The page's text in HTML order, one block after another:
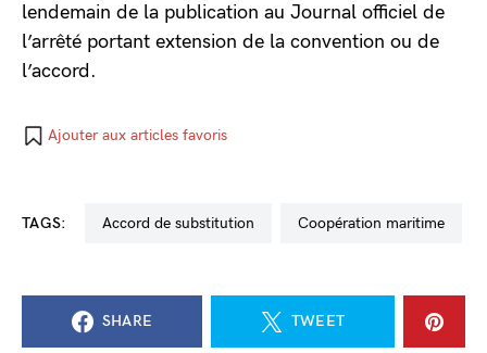
lendemain de la publication au Journal officiel de
l’arrêté portant extension de la convention ou de
l’accord.
Ajouter aux articles favoris
TAGS: accord de substitution coopération maritime
SHARE TWEET